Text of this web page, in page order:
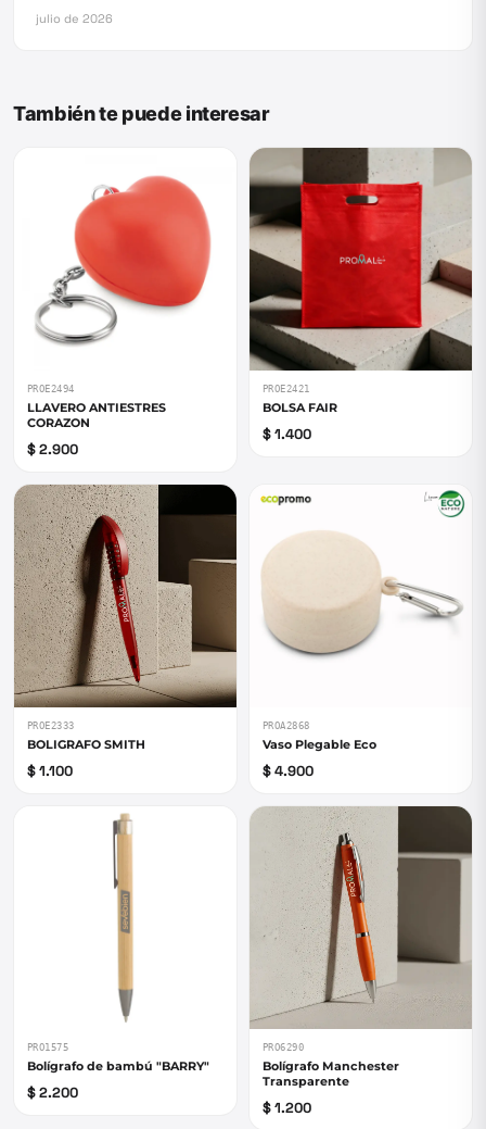
julio de 2026
También te puede interesar
PROE2494
LLAVERO ANTIESTRES
CORAZON
$ 2.900
PROE2421
BOLSA FAIR
$ 1.400
PROE2333
BOLIGRAFO SMITH
$ 1.100
PROA2868
Vaso Plegable Eco
$ 4.900
PRO1575
Bolígrafo de bambú "BARRY"
$ 2.200
PRO6290
Bolígrafo Manchester
Transparente
$ 1.200